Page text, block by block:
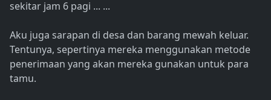
sekitar jam 6 pagi ... ...
Aku juga sarapan di desa dan barang mewah keluar.
Tentunya, sepertinya mereka menggunakan metode
penerimaan yang akan mereka gunakan untuk para
tamu.